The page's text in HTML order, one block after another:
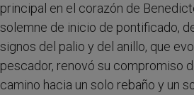
principal en el corazón de
solemne de inicio de pontificado,
signos del palio y del anillo, que
pescador, renovó su compromiso
camino hacia un solo rebaño y un